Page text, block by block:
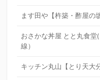
ます田や【杵築・酢屋の
おさかな丼屋 とと丸食堂
線）
キッチン丸山【とり天大